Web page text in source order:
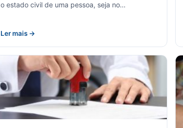
o estado civil de uma pessoa, seja no…
Ler mais →